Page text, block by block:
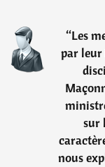
“Les
par leur
sur
nous